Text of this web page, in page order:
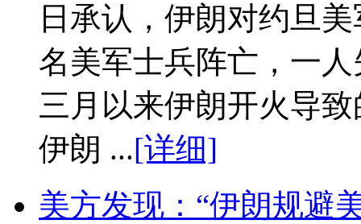
日承认，伊朗对约旦
名美军士兵阵亡，一
三月以来伊朗开火导
伊朗 ...[详细]
美方发现：“伊朗规避